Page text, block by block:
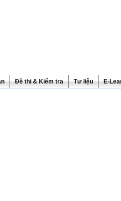
Đề thi & Kiểm tra Tư liệu E-